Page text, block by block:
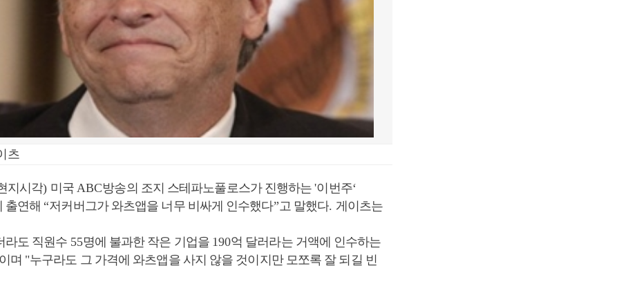
츠
지시각) 미국ABC방송의 조지 스테파노풀로스가 진행하는'이번주‘
출연해 “저커버그가 와츠앱을 너무 비싸게 인수했다”고 말했다. 게이츠는
라도 직원수 55명에 불과한 작은 기업을 190억 달러라는 거액에 인수하는
며 "누구라도 그 가격에 와츠앱을 사지 않을 것이지만 모쪼록 잘 되길 빈